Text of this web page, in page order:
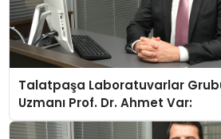
Talatpaşa Laboratuvarlar
Uzmanı Prof. Dr. Ahmet Var: